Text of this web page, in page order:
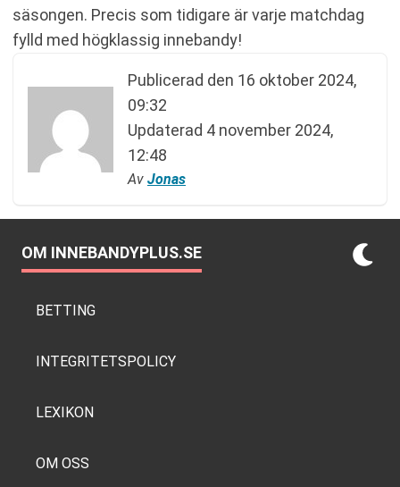
säsongen. Precis som tidigare är varje matchdag
fylld med högklassig innebandy!
Publicerad den 16 oktober 2024,
09:32
Updaterad 4 november 2024,
12:48
Av Jonas
OM INNEBANDYPLUS.SE
BETTING
INTEGRITETSPOLICY
LEXIKON
OM OSS